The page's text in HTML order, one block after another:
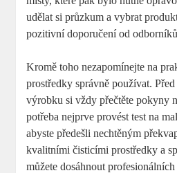
udělat si průzkum a vybrat
pozitivní doporučení od
Kromě toho nezapomínejte na
prostředky správně používat.
výrobku si vždy přečtěte pokyny
potřeba nejprve provést test na
abyste předešli nechtěným
kvalitními čisticími prostředky a
můžete dosáhnout